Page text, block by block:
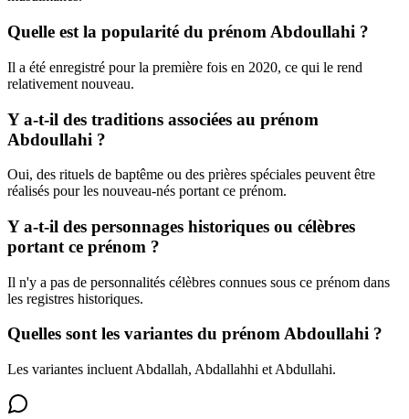
Quelle est la popularité du prénom Abdoullahi ?
Il a été enregistré pour la première fois en 2020, ce qui le rend
relativement nouveau.
Y a-t-il des traditions associées au prénom
Abdoullahi ?
Oui, des rituels de baptême ou des prières spéciales peuvent être
réalisés pour les nouveau-nés portant ce prénom.
Y a-t-il des personnages historiques ou célèbres
portant ce prénom ?
Il n'y a pas de personnalités célèbres connues sous ce prénom dans
les registres historiques.
Quelles sont les variantes du prénom Abdoullahi ?
Les variantes incluent Abdallah, Abdallahhi et Abdullahi.